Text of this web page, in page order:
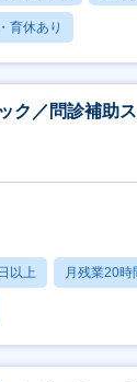
育休あり
ク／問診補助
以上 月残業20時